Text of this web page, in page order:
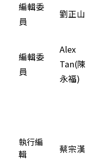
編輯委
員
劉正山
編輯委
員
Alex
Tan(陳
永福)
執行編
輯
蔡宗漢